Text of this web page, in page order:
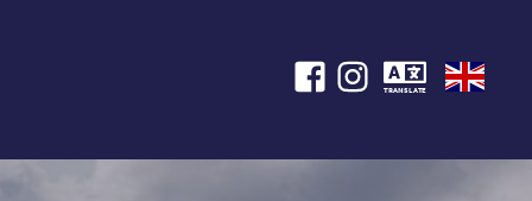
TRANSLATE